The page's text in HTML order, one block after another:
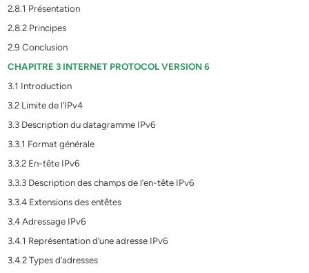
2.8.1 Présentation
2.8.2 Principes
2.9 Conclusion
CHAPITRE 3 INTERNET PROTOCOL VERSION 6
3.1 Introduction
3.2 Limite de l’IPv4
3.3 Description du datagramme IPv6
3.3.1 Format générale
3.3.2 En-tête IPv6
3.3.3 Description des champs de l’en-tête IPv6
3.3.4 Extensions des entêtes
3.4 Adressage IPv6
3.4.1 Représentation d’une adresse IPv6
3.4.2 Types d’adresses